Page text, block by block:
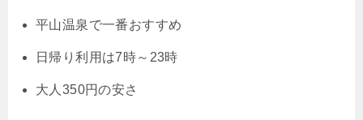
平山温泉で一番おすすめ
日帰り利用は7時～23時
大人350円の安さ